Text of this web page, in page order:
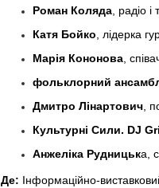
Роман Коляда, радіо і
Катя Бойко, лідерка
Марія Кононова,
фольклорний
Дмитро Лінартович,
Культурні Сили. DJ
Анжеліка Рудницька,
Де: Інформаційно-